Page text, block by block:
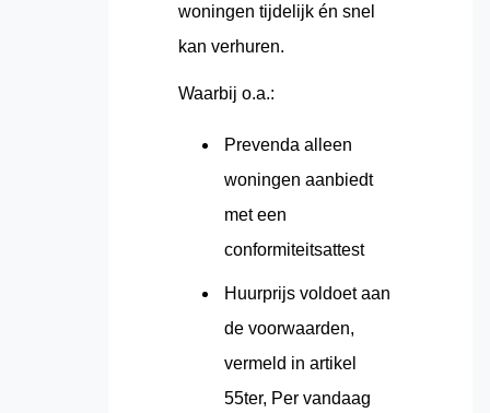
woningen tijdelijk én snel
kan verhuren.
Waarbij o.a.:
Prevenda alleen
woningen aanbiedt
met een
conformiteitsattest
Huurprijs voldoet aan
de voorwaarden,
vermeld in artikel
55ter, Per vandaag